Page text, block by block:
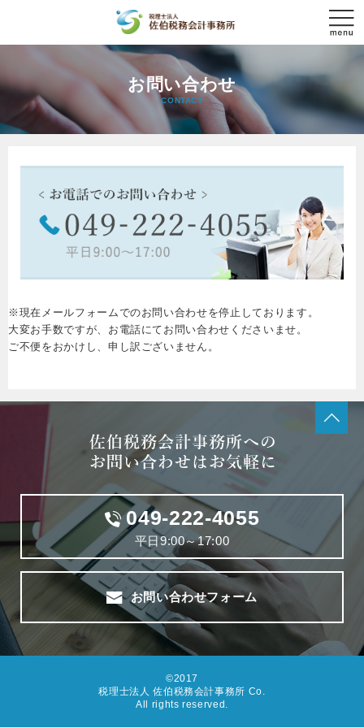
お問い合わせ
CONTACT
※現在メールフォームでのお問い合わせを停止しております。
大変お手数ですが、お電話にてお問い合わせくださいませ。
ご不便をおかけし、申し訳ございません。
049-222-4055
平日9:00～17:00
お問い合わせフォーム
©2017
税理士法人 佐伯税務会計事務所 Co.
All rights reserved.